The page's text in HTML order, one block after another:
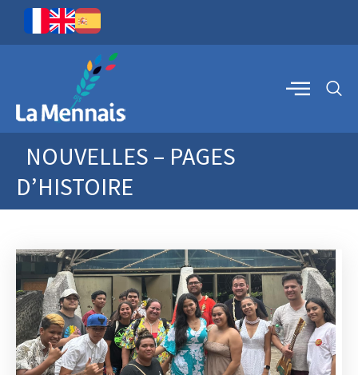
NOUVELLES – PAGES
D’HISTOIRE